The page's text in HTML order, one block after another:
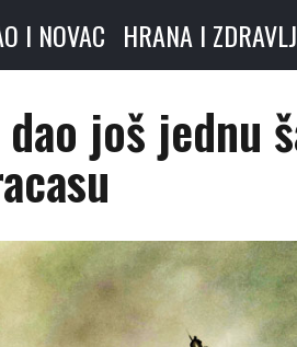
I NOVAC HRANA I
još jednu